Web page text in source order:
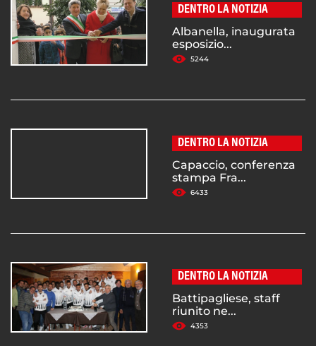
DENTRO LA NOTIZIA
Albanella, inaugurata
esposizio...
5244
DENTRO LA NOTIZIA
Capaccio, conferenza
stampa Fra...
6433
DENTRO LA NOTIZIA
Battipagliese, staff
riunito ne...
4353